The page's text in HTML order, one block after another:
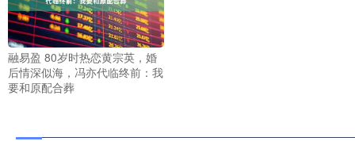
融易盈 80岁时热恋黄宗英，婚
后情深似海，冯亦代临终前：我
要和原配合葬